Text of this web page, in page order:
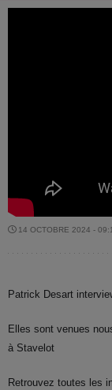
14 OCTOBRE 2024 -
Patrick Desart
Elles sont venues
à Stavelot
Retrouvez toutes les